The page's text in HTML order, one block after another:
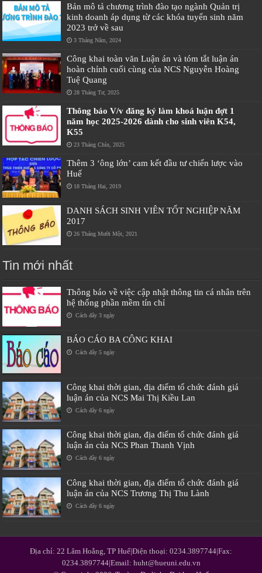
Bản mô tả chương trình đào tạo ngành Quản trị
kinh doanh áp dụng từ các khóa tuyển sinh năm
2023 trở về sau
3 Tháng Năm, 2024
Công khai toàn văn Luận án và tóm tắt luận án
hoàn chỉnh cuối cùng của NCS Nguyễn Hoàng
Tuệ Quang
28 Tháng Tư, 2025
Thông báo V/v đăng ký làm khoá luận đợt 1
năm học 2025-2026 dành cho sinh viên K54,
K55
23 Tháng Chín, 2025
Thêm 3 ‘ông lớn’ cam kết đầu tư chiến lược vào
Huế
18 Tháng Hai, 2019
DANH SÁCH SINH VIÊN TỐT NGHIỆP NĂM
2017
26 Tháng Mười Một, 2021
Tin mới nhất
Thông báo về việc cập nhật thông tin cá nhân trên
hệ thống phần mềm tín chỉ
Cách đây 3 ngày
BÁO CÁO BA CÔNG KHAI
Cách đây 5 ngày
Công khai thời gian, địa điểm tổ chức đánh giá
luận án của NCS Mai Thị Kiều Lan
Cách đây 6 ngày
Công khai thời gian, địa điểm tổ chức đánh giá
luận án của NCS Phan Thanh Vịnh
Cách đây 6 ngày
Công khai thời gian, địa điểm tổ chức đánh giá
luận án của NCS Trương Thị Thu Lành
Cách đây 6 ngày
Địa chỉ: 22 Lâm Hoằng, TP Huế|Điện thoại: 0234.3897744|Fax:
0234.3897744|Email: huht@hueuni.edu.vn